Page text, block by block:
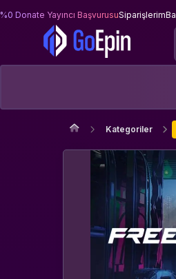
%0 Donate Yayıncı BaşvurusuSiparişlerim
Kategoriler